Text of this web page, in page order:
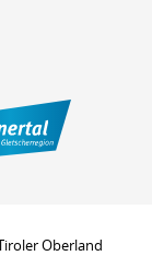
Oberland